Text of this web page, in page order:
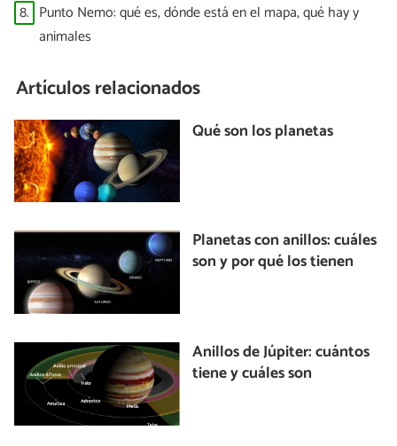
8. Punto Nemo: qué es, dónde está en el mapa, qué hay y
animales
Artículos relacionados
Qué son los planetas
Planetas con anillos: cuáles
son y por qué los tienen
Anillos de Júpiter: cuántos
tiene y cuáles son